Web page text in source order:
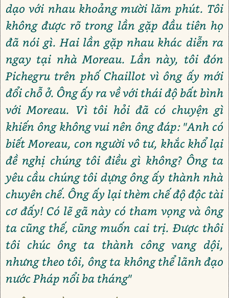
dạo với nhau khoảng mười lăm phút. Tôi
không được rõ trong lần gặp đầu tiên họ
đã nói gì. Hai lần gặp nhau khác diễn ra
ngay tại nhà Moreau. Lần này, tôi đón
Pichegru trên phố Chaillot vì ông ấy mới
đổi chỗ ở. Ông ấy ra về với thái độ bất bình
với Moreau. Vì tôi hỏi đã có chuyện gì
khiến ông không vui nên ông đáp: "Anh có
biết Moreau, con người vô tư, khắc khổ lại
đề nghị chúng tôi điều gì không? Ông ta
yêu cầu chúng tôi dựng ông ấy thành nhà
chuyên chế. Ông ấy lại thèm chế độ độc tài
cơ đấy! Có lẽ gã này có tham vọng và ông
ta cũng thế, cũng muốn cai trị. Được thôi
tôi chúc ông ta thành công vang dội,
nhưng theo tôi, ông ta không thể lãnh đạo
nước Pháp nổi ba tháng"